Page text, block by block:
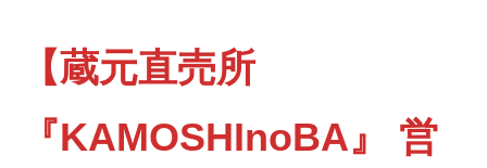
【蔵元直売所
『KAMOSHInoBA』 営